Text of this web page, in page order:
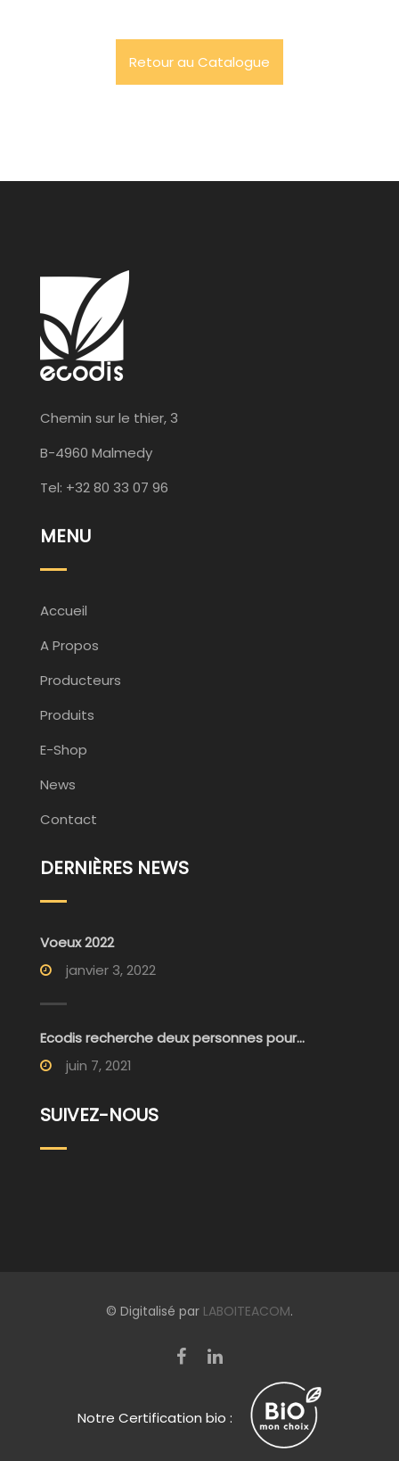
Retour au Catalogue
Chemin sur le thier, 3
B-4960 Malmedy
Tel: +32 80 33 07 96
MENU
Accueil
A Propos
Producteurs
Produits
E-Shop
News
Contact
DERNIÈRES NEWS
Voeux 2022
janvier 3, 2022
Ecodis recherche deux personnes pour...
juin 7, 2021
SUIVEZ-NOUS
© Digitalisé par LABOITEACOM.
Notre Certification bio :